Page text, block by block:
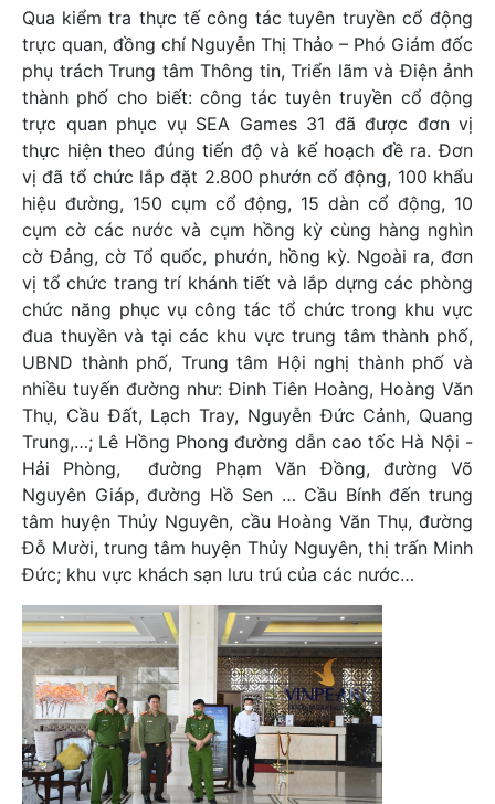
Qua kiểm tra thực tế công tác tuyên truyền cổ động
trực quan, đồng chí Nguyễn Thị Thảo – Phó Giám đốc
phụ trách Trung tâm Thông tin, Triển lãm và Điện ảnh
thành phố cho biết: công tác tuyên truyền cổ động
trực quan phục vụ SEA Games 31 đã được đơn vị
thực hiện theo đúng tiến độ và kế hoạch đề ra. Đơn
vị đã tổ chức lắp đặt 2.800 phướn cổ động, 100 khẩu
hiệu đường, 150 cụm cổ động, 15 dàn cổ động, 10
cụm cờ các nước và cụm hồng kỳ cùng hàng nghìn
cờ Đảng, cờ Tổ quốc, phướn, hồng kỳ. Ngoài ra, đơn
vị tổ chức trang trí khánh tiết và lắp dựng các phòng
chức năng phục vụ công tác tổ chức trong khu vực
đua thuyền và tại các khu vực trung tâm thành phố,
UBND thành phố, Trung tâm Hội nghị thành phố và
nhiều tuyến đường như: Đinh Tiên Hoàng, Hoàng Văn
Thụ, Cầu Đất, Lạch Tray, Nguyễn Đức Cảnh, Quang
Trung,…; Lê Hồng Phong đường dẫn cao tốc Hà Nội -
Hải Phòng, đường Phạm Văn Đồng, đường Võ
Nguyên Giáp, đường Hồ Sen … Cầu Bính đến trung
tâm huyện Thủy Nguyên, cầu Hoàng Văn Thụ, đường
Đỗ Mười, trung tâm huyện Thủy Nguyên, thị trấn Minh
Đức; khu vực khách sạn lưu trú của các nước…